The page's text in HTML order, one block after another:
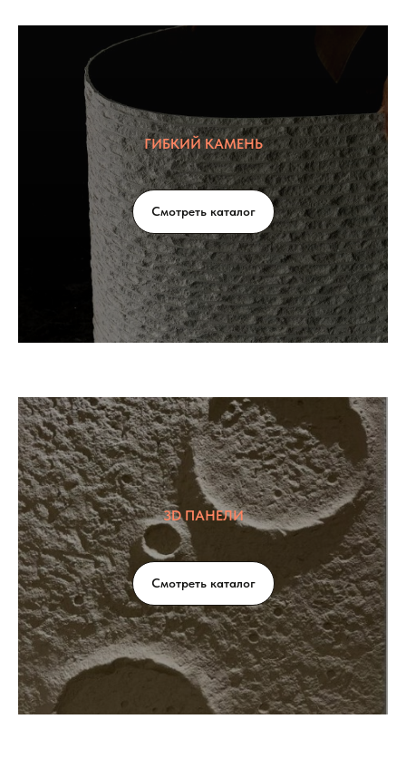
ГИБКИЙ КАМЕНЬ
Смотреть каталог
3D ПАНЕЛИ
Смотреть каталог